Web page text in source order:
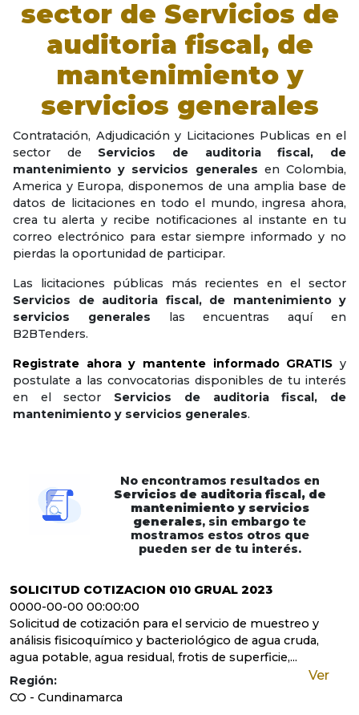
sector de Servicios de
auditoria fiscal, de
mantenimiento y
servicios generales
Contratación, Adjudicación y Licitaciones Publicas en el
sector de Servicios de auditoria fiscal, de
mantenimiento y servicios generales en Colombia,
America y Europa, disponemos de una amplia base de
datos de licitaciones en todo el mundo, ingresa ahora,
crea tu alerta y recibe notificaciones al instante en tu
correo electrónico para estar siempre informado y no
pierdas la oportunidad de participar.
Las licitaciones públicas más recientes en el sector
Servicios de auditoria fiscal, de mantenimiento y
servicios generales las encuentras aquí en
B2BTenders.
Registrate ahora y mantente informado GRATIS y
postulate a las convocatorias disponibles de tu interés
en el sector Servicios de auditoria fiscal, de
mantenimiento y servicios generales.
No encontramos resultados en
Servicios de auditoria fiscal, de
mantenimiento y servicios
generales, sin embargo te
mostramos estos otros que
pueden ser de tu interés.
SOLICITUD COTIZACION 010 GRUAL 2023
0000-00-00 00:00:00
Solicitud de cotización para el servicio de muestreo y
análisis fisicoquímico y bacteriológico de agua cruda,
agua potable, agua residual, frotis de superficie,...
Región:
CO - Cundinamarca
Ver